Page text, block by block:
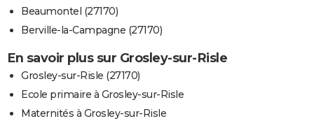
Beaumontel (27170)
Berville-la-Campagne (27170)
En savoir plus sur Grosley-sur-Risle
Grosley-sur-Risle (27170)
Ecole primaire à Grosley-sur-Risle
Maternités à Grosley-sur-Risle